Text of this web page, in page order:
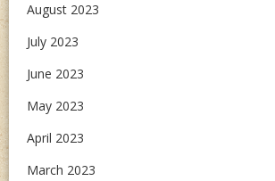
August 2023
July 2023
June 2023
May 2023
April 2023
March 2023